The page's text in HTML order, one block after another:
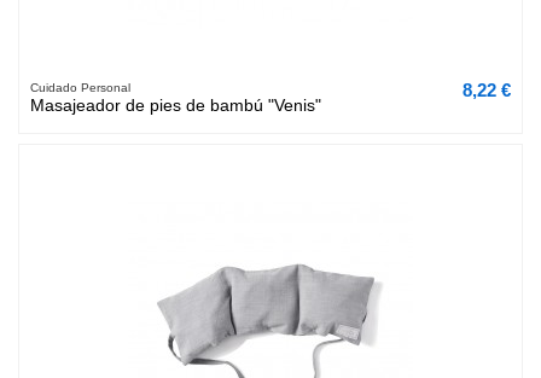
Cuidado Personal
Masajeador de pies de bambú "Venis"
8,22 €